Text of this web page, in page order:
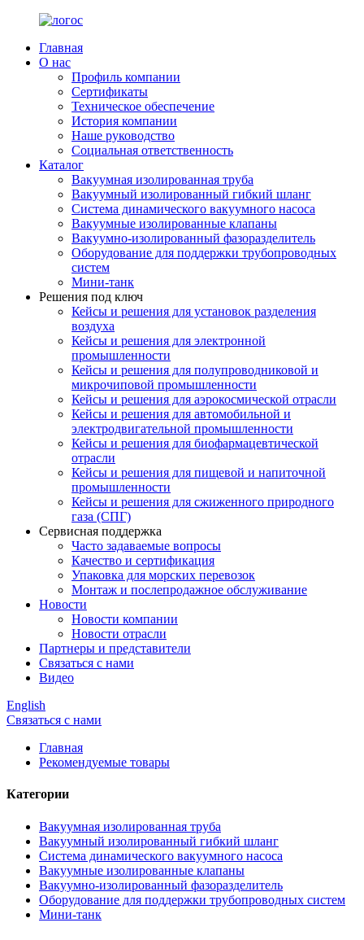
Главная
О нас
Профиль компании
Сертификаты
Техническое обеспечение
История компании
Наше руководство
Социальная ответственность
Каталог
Вакуумная изолированная труба
Вакуумный изолированный гибкий шланг
Система динамического вакуумного насоса
Вакуумные изолированные клапаны
Вакуумно-изолированный фазоразделитель
Оборудование для поддержки трубопроводных
систем
Мини-танк
Решения под ключ
Кейсы и решения для установок разделения
воздуха
Кейсы и решения для электронной
промышленности
Кейсы и решения для полупроводниковой и
микрочиповой промышленности
Кейсы и решения для аэрокосмической отрасли
Кейсы и решения для автомобильной и
электродвигательной промышленности
Кейсы и решения для биофармацевтической
отрасли
Кейсы и решения для пищевой и напиточной
промышленности
Кейсы и решения для сжиженного природного
газа (СПГ)
Сервисная поддержка
Часто задаваемые вопросы
Качество и сертификация
Упаковка для морских перевозок
Монтаж и послепродажное обслуживание
Новости
Новости компании
Новости отрасли
Партнеры и представители
Связаться с нами
Видео
English
Связаться с нами
Главная
Рекомендуемые товары
Категории
Вакуумная изолированная труба
Вакуумный изолированный гибкий шланг
Система динамического вакуумного насоса
Вакуумные изолированные клапаны
Вакуумно-изолированный фазоразделитель
Оборудование для поддержки трубопроводных систем
Мини-танк